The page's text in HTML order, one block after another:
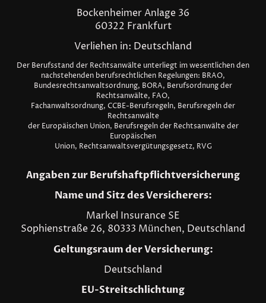
Bockenheimer Anlage 36
60322 Frankfurt
Verliehen in: Deutschland
Der Berufsstand der Rechtsanwälte unterliegt im wesentlichen den
nachstehenden berufsrechtlichen Regelungen: BRAO,
Bundesrechtsanwaltsordnung, BORA, Berufsordnung der
Rechtsanwälte, FAO,
Fachanwaltsordnung, CCBE-Berufsregeln, Berufsregeln der
Rechtsanwälte
der Europäischen Union, Berufsregeln der Rechtsanwälte der
Europäischen
Union, Rechtsanwaltsvergütungsgesetz, RVG
Angaben zur Berufshaftpflichtversicherung
Name und Sitz des Versicherers:
Markel Insurance SE
Sophienstraße 26, 80333 München, Deutschland
Geltungsraum der Versicherung:
Deutschland
EU-Streitschlichtung